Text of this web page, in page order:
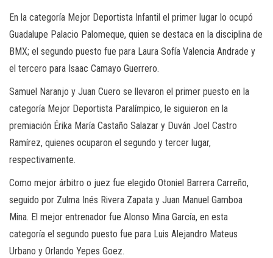
En la categoría Mejor Deportista Infantil el primer lugar lo ocupó
Guadalupe Palacio Palomeque, quien se destaca en la disciplina de
BMX; el segundo puesto fue para Laura Sofía Valencia Andrade y
el tercero para Isaac Camayo Guerrero.
Samuel Naranjo y Juan Cuero se llevaron el primer puesto en la
categoría Mejor Deportista Paralímpico, le siguieron en la
premiación Érika María Castaño Salazar y Duván Joel Castro
Ramírez, quienes ocuparon el segundo y tercer lugar,
respectivamente.
Como mejor árbitro o juez fue elegido Otoniel Barrera Carreño,
seguido por Zulma Inés Rivera Zapata y Juan Manuel Gamboa
Mina. El mejor entrenador fue Alonso Mina García, en esta
categoría el segundo puesto fue para Luis Alejandro Mateus
Urbano y Orlando Yepes Goez.